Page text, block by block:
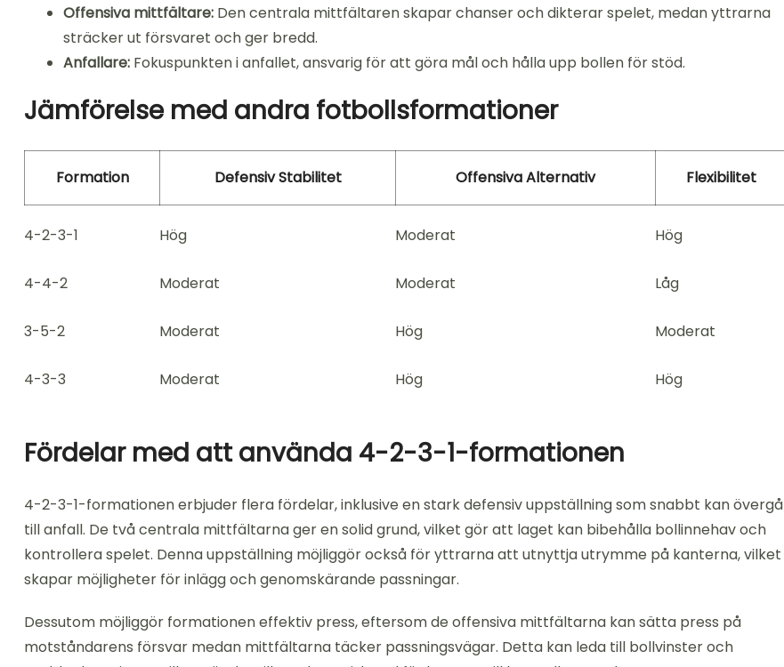
Offensiva mittfältare: Den centrala mittfältaren skapar chanser och dikterar spelet, medan yttrarna
sträcker ut försvaret och ger bredd.
Anfallare: Fokuspunkten i anfallet, ansvarig för att göra mål och hålla upp bollen för stöd.
Jämförelse med andra fotbollsformationer
Formation Defensiv Stabilitet Offensiva Alternativ Flexibilitet
4-2-3-1 Hög Moderat Hög
4-4-2 Moderat Moderat Låg
3-5-2 Moderat Hög Moderat
4-3-3 Moderat Hög Hög
Fördelar med att använda 4-2-3-1-formationen
4-2-3-1-formationen erbjuder flera fördelar, inklusive en stark defensiv uppställning som snabbt kan övergå
till anfall. De två centrala mittfältarna ger en solid grund, vilket gör att laget kan bibehålla bollinnehav och
kontrollera spelet. Denna uppställning möjliggör också för yttrarna att utnyttja utrymme på kanterna, vilket
skapar möjligheter för inlägg och genomskärande passningar.
Dessutom möjliggör formationen effektiv press, eftersom de offensiva mittfältarna kan sätta press på
motståndarens försvar medan mittfältarna täcker passningsvägar. Detta kan leda till bollvinster och